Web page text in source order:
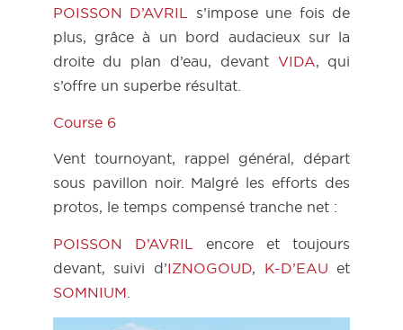
POISSON D’AVRIL
s’impose une fois de
plus, grâce à un bord audacieux sur la
droite du plan d’eau, devant VIDA, qui
s’offre un superbe résultat.
Course 6
Vent tournoyant, rappel général, départ
sous pavillon noir. Malgré les efforts des
protos, le temps compensé tranche net :
POISSON D’AVRIL
encore et toujours
devant, suivi d’IZNOGOUD, K-D’EAU et
SOMNIUM